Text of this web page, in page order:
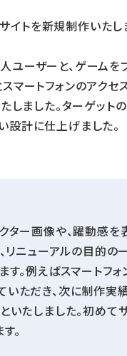
トを新規制作いたし
ユーザーと、ゲーム
マートフォンのアクセ
しました。ターゲット
設計に仕上げました。
ター画像や、躍動感
リニューアルの目的
。例えばスマートフ
ただき、次に制作実
いたしました。初め
。